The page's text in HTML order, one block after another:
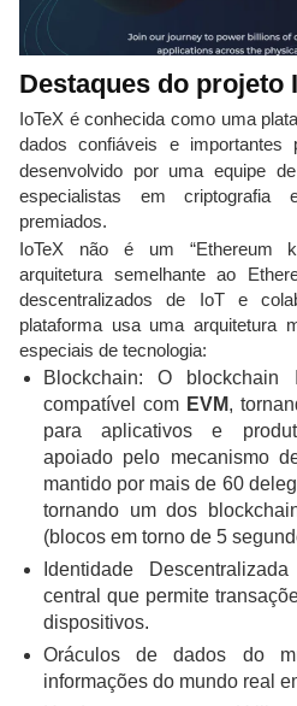
Destaques do projeto
IoTeX é conhecida como uma
dados confiáveis e importantes
desenvolvido por uma equipe
especialistas em criptografia
premiados.
IoTeX não é um “Ethereum
arquitetura semelhante ao
descentralizados de IoT e
plataforma usa uma arquitetura
especiais de tecnologia:
Blockchain: O blockchain
compatível com EVM,
para aplicativos e
apoiado pelo mecanismo
mantido por mais de 60
tornando um dos
(blocos em torno de 5
Identidade
central que permite
dispositivos.
Oráculos de dados do
informações do mundo real